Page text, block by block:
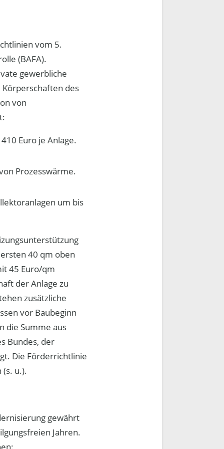
vom 5.
(BAFA).
gewerbliche
des
von
Euro je Anlage.
Prozesswärme.
um bis
40 qm oben
45 Euro/qm
der Anlage zu
zusätzliche
vor Baubeginn
die Summe aus
Bundes, der
Die Förderrichtlinie
u.).
gewährt
Jahren.